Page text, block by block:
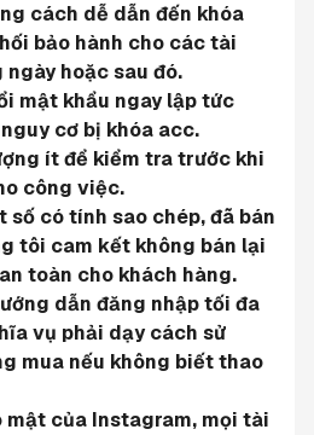
cách dễ dẫn đến khóa
bảo hành cho các tài
hoặc sau đó.
mật khẩu ngay lập tức
cơ bị khóa acc.
ít để kiểm tra trước khi
công việc.
số có tính sao chép, đã bán
tôi cam kết không bán lại
toàn cho khách hàng.
dẫn đăng nhập tối đa
vụ phải dạy cách sử
mua nếu không biết thao
mật của Instagram, mọi tài